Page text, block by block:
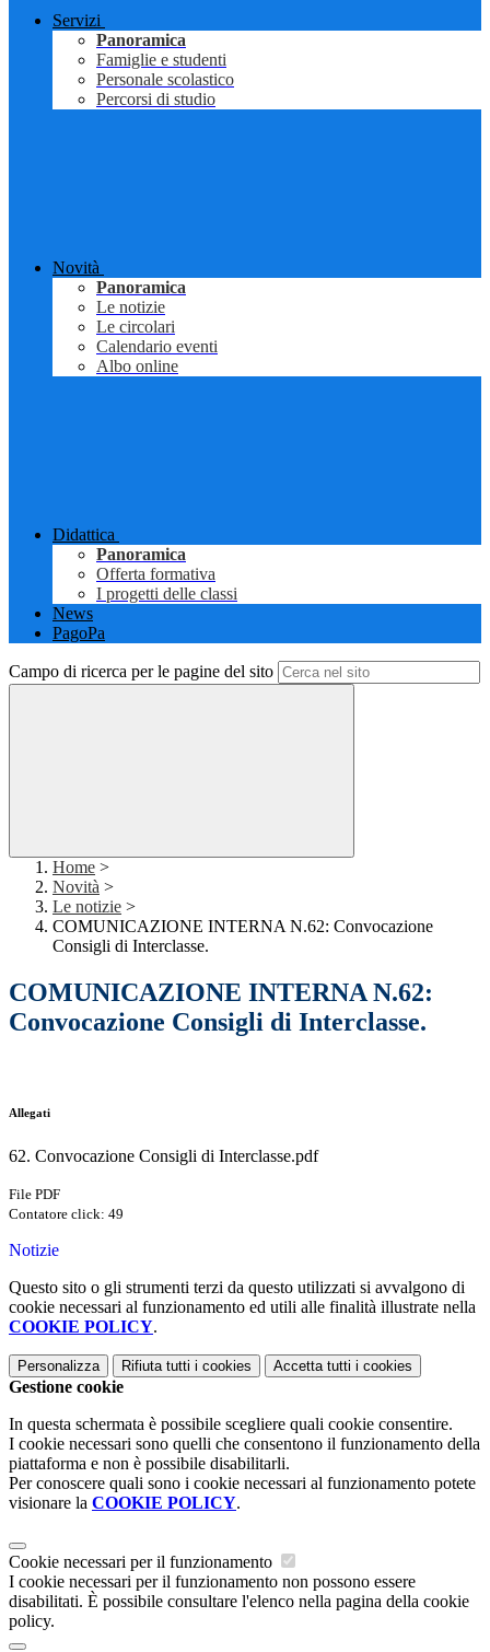
Servizi
Panoramica
Famiglie e studenti
Personale scolastico
Percorsi di studio
Novità
Panoramica
Le notizie
Le circolari
Calendario eventi
Albo online
Didattica
Panoramica
Offerta formativa
I progetti delle classi
News
PagoPa
Campo di ricerca per le pagine del sito
Home >
Novità >
Le notizie >
COMUNICAZIONE INTERNA N.62: Convocazione
Consigli di Interclasse.
COMUNICAZIONE INTERNA N.62:
Convocazione Consigli di Interclasse.
Allegati
62. Convocazione Consigli di Interclasse.pdf
File PDF
Contatore click: 49
Notizie
Questo sito o gli strumenti terzi da questo utilizzati si avvalgono di
cookie necessari al funzionamento ed utili alle finalità illustrate nella
COOKIE POLICY.
Personalizza Rifiuta tutti i cookies Accetta tutti i cookies
Gestione cookie
In questa schermata è possibile scegliere quali cookie consentire.
I cookie necessari sono quelli che consentono il funzionamento della
piattaforma e non è possibile disabilitarli.
Per conoscere quali sono i cookie necessari al funzionamento potete
visionare la COOKIE POLICY.
Cookie necessari per il funzionamento
I cookie necessari per il funzionamento non possono essere
disabilitati. È possibile consultare l'elenco nella pagina della cookie
policy.